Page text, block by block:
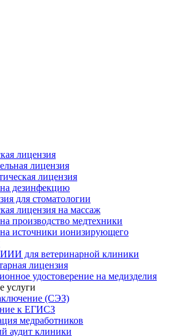
лицензия
лицензия
лицензия
дезинфекцию
для стоматологии
лицензия на массаж
производство медтехники
источники ионизирующего
для ветеринарной клиники
лицензия
удостоверение на медизделия
услуги
(СЭЗ)
к ЕГИСЗ
медработников
аудит клиники